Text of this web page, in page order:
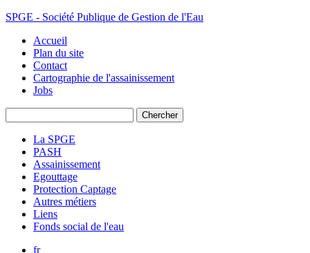
SPGE - Société Publique de Gestion de l'Eau
Accueil
Plan du site
Contact
Cartographie de l'assainissement
Jobs
La SPGE
PASH
Assainissement
Egouttage
Protection Captage
Autres métiers
Liens
Fonds social de l'eau
fr